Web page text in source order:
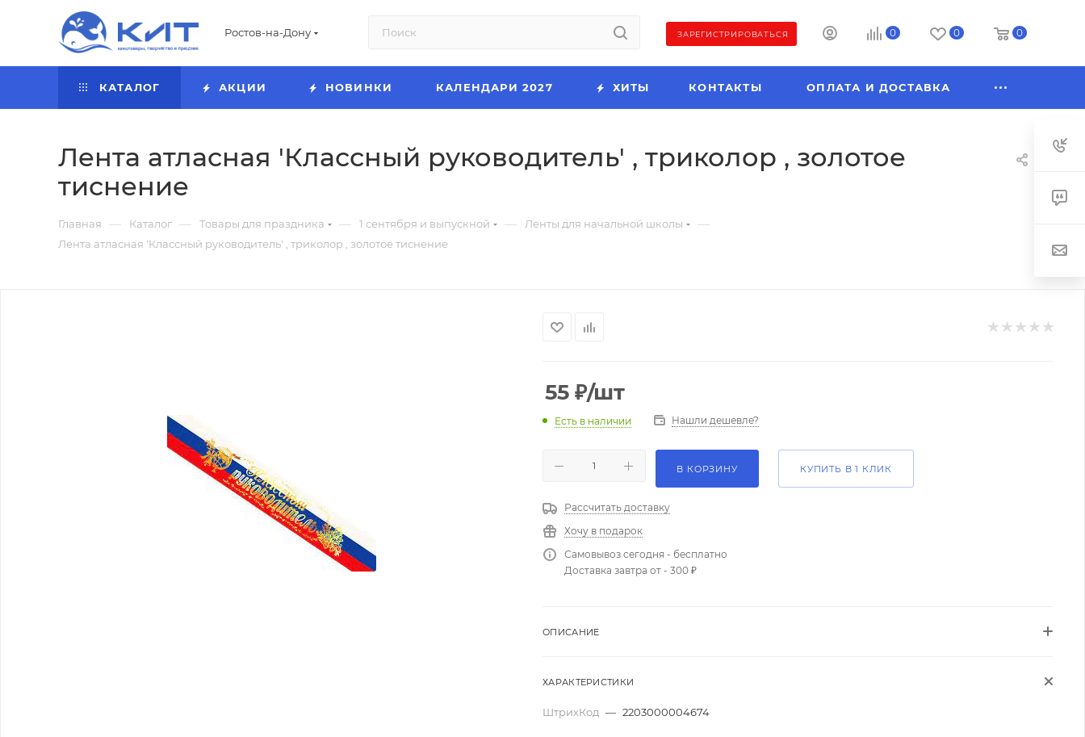
Ростов-на-Дону ЗАРЕГИСТРИРОВАТЬСЯ 0 0 0
КАТАЛОГ АКЦИИ НОВИНКИ КАЛЕНДАРИ 2027 ХИТЫ КОНТАКТЫ ОПЛАТА И ДОСТАВКА
Лента атласная 'Классный руководитель' , триколор , золотое
тиснение
Главная — Каталог — Товары для праздника — 1 сентября и выпускной — Ленты для начальной школы —
Лента атласная 'Классный руководитель' , триколор , золотое тиснение
55 ₽/шт
Есть в наличии Нашли дешевле?
В КОРЗИНУ КУПИТЬ В 1 КЛИК
Рассчитать доставку
Хочу в подарок
Самовывоз сегодня - бесплатно
Доставка завтра от - 300 ₽
ОПИСАНИЕ
ХАРАКТЕРИСТИКИ
ШтрихКод — 2203000004674